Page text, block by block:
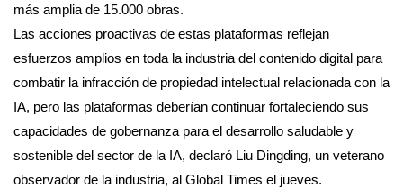
más amplia de 15.000 obras.
Las acciones proactivas de estas plataformas reflejan
esfuerzos amplios en toda la industria del contenido digital para
combatir la infracción de propiedad intelectual relacionada con la
IA, pero las plataformas deberían continuar fortaleciendo sus
capacidades de gobernanza para el desarrollo saludable y
sostenible del sector de la IA, declaró Liu Dingding, un veterano
observador de la industria, al Global Times el jueves.